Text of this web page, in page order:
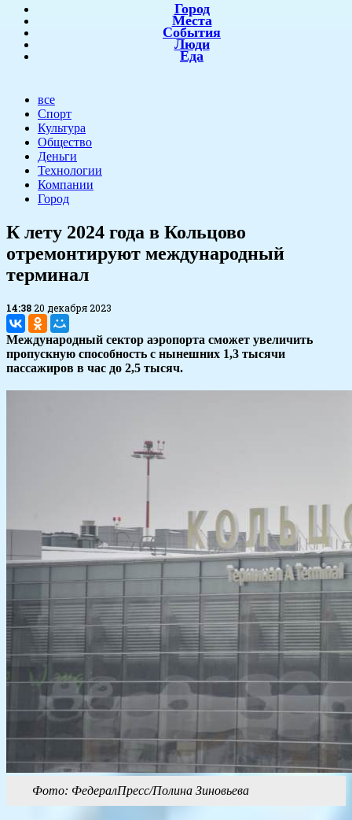
Город
Места
События
Люди
Еда
все
Спорт
Культура
Общество
Деньги
Технологии
Компании
Город
К лету 2024 года в Кольцово
отремонтируют международный
терминал
14:3820 декабря 2023
Международный сектор аэропорта сможет увеличить
пропускную способность с нынешних 1,3 тысячи
пассажиров в час до 2,5 тысяч.
Фото: ФедералПресс/Полина Зиновьева